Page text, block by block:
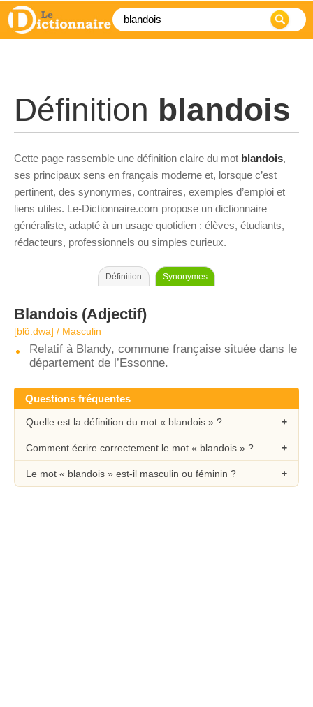
Définition blandois
Cette page rassemble une définition claire du mot blandois,
ses principaux sens en français moderne et, lorsque c’est
pertinent, des synonymes, contraires, exemples d’emploi et
liens utiles. Le-Dictionnaire.com propose un dictionnaire
généraliste, adapté à un usage quotidien : élèves, étudiants,
rédacteurs, professionnels ou simples curieux.
Définition Synonymes
Blandois (Adjectif)
[blɑ̃.dwa] / Masculin
Relatif à Blandy, commune française située dans le
département de l’Essonne.
Questions fréquentes
Quelle est la définition du mot « blandois » ?
Comment écrire correctement le mot « blandois » ?
Le mot « blandois » est-il masculin ou féminin ?